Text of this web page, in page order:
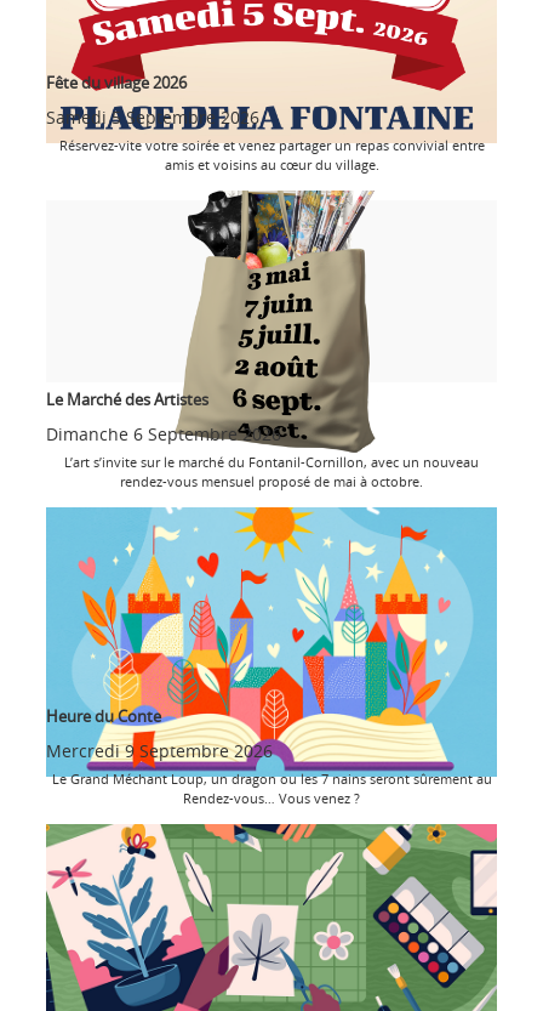
Fête du village 2026
Samedi 5 Septembre 2026
Réservez-vite votre soirée et venez partager un repas convivial entre
amis et voisins au cœur du village.
Le Marché des Artistes
Dimanche 6 Septembre 2026
L’art s’invite sur le marché du Fontanil-Cornillon, avec un nouveau
rendez-vous mensuel proposé de mai à octobre.
Heure du Conte
Mercredi 9 Septembre 2026
Le Grand Méchant Loup, un dragon ou les 7 nains seront sûrement au
Rendez-vous… Vous venez ?